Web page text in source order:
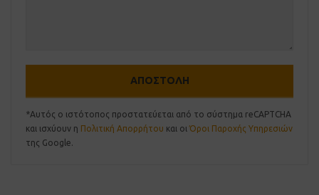
*Αυτός ο ιστότοπος προστατεύεται από το σύστημα reCAPTCHA
και ισχύουν η Πολιτική Απορρήτου και οι Όροι Παροχής Υπηρεσιών
της Google.